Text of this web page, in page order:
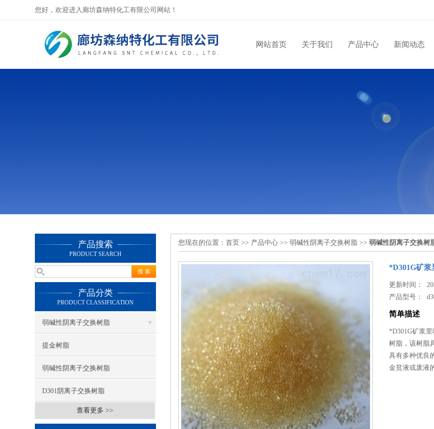
您好，欢迎进入廊坊森纳特化工有限公司网站！
网站首页 关于我们 产品中心 新闻动态
产品搜索
PRODUCT SEARCH
产品分类
PRODUCT CLASSIFICATION
弱碱性阴离子交换树脂
提金树脂
弱碱性阴离子交换树脂
D301阴离子交换树脂
查看更多 >>
您现在的位置： 首页 >> 产品中心 >> 弱碱性阴离子交换树脂 >> 弱碱性阴离子交换树
*D301G矿
更新时间：
产品型号：
简单描述
*D301G矿浆
树脂，该树脂
具有多种优良
金贫液或废液